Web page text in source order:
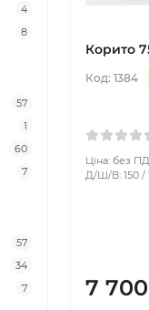
4
8
57
1
60
7
57
34
7
Корито
Код: 1384
Ціна: без
Д/Ш/В: 150 /
7 700